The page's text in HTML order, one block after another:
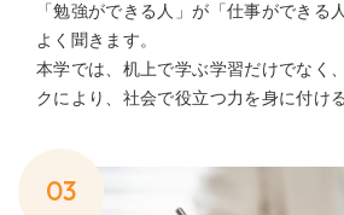
「勉強ができる人」が「仕事ができる
よく聞きます。
本学では、机上で学ぶ学習だけでなく
クにより、社会で役立つ力を身に付け